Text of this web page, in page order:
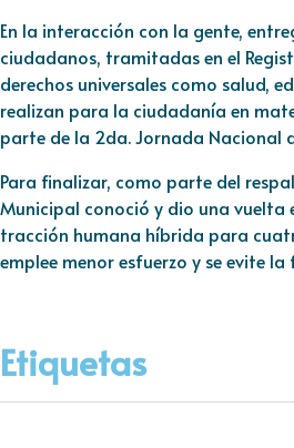
En la interacción con la gente,
ciudadanos, tramitadas en el
derechos universales como salud,
realizan para la ciudadanía en
parte de la 2da. Jornada Nacional
Para finalizar, como parte del
Municipal conoció y dio una vuelta
tracción humana híbrida para
emplee menor esfuerzo y se evite
Etiquetas